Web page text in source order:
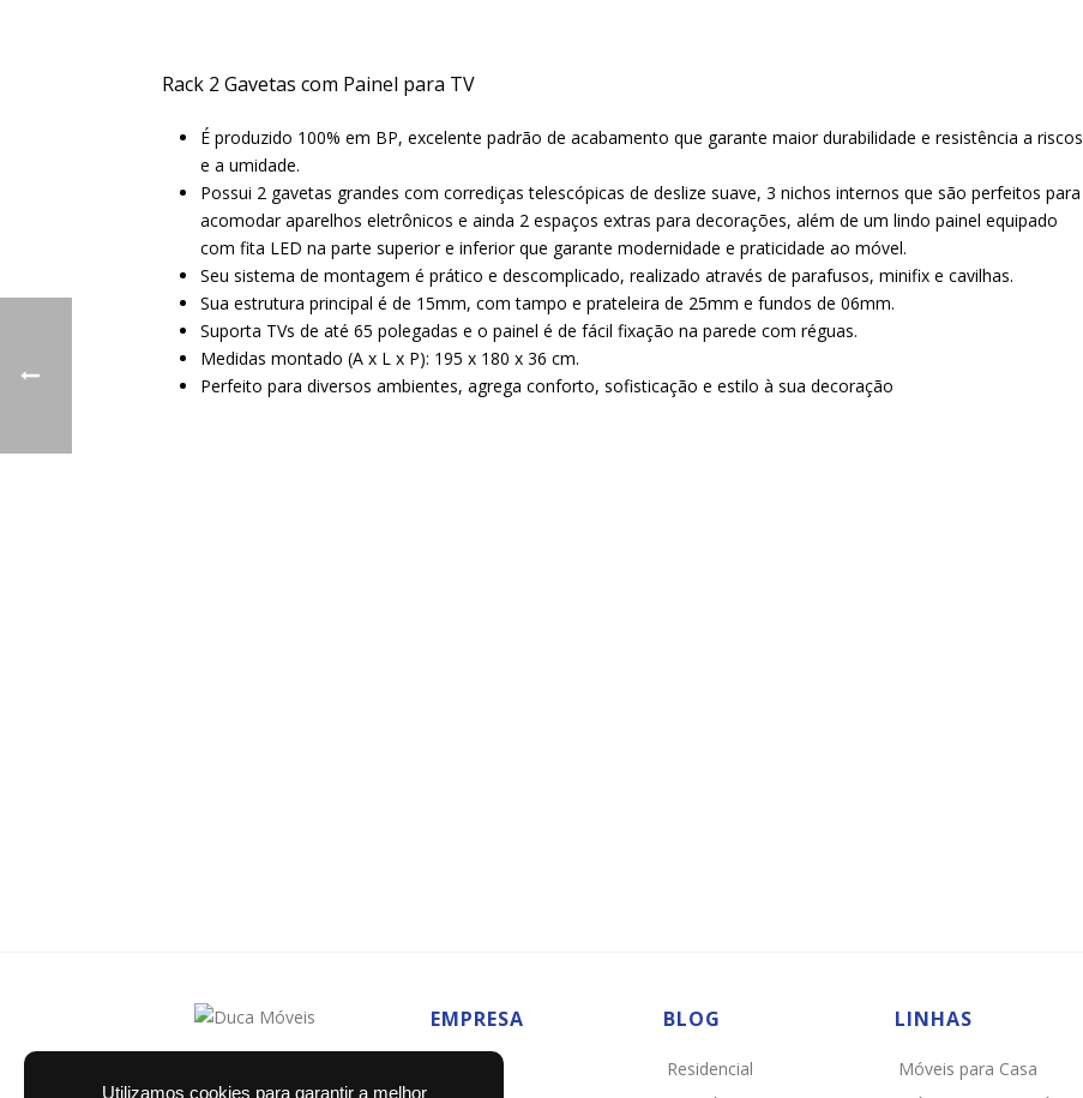
Utilizamos cookies para garantir a melhor
Rack 2 Gavetas com Painel para TV
É produzido 100% em BP, excelente padrão de acabamento que garante maior durabilidade e resistência a riscos
e a umidade.
Possui 2 gavetas grandes com corrediças telescópicas de deslize suave, 3 nichos internos que são perfeitos para
acomodar aparelhos eletrônicos e ainda 2 espaços extras para decorações, além de um lindo painel equipado
com fita LED na parte superior e inferior que garante modernidade e praticidade ao móvel.
Seu sistema de montagem é prático e descomplicado, realizado através de parafusos, minifix e cavilhas.
Sua estrutura principal é de 15mm, com tampo e prateleira de 25mm e fundos de 06mm.
Suporta TVs de até 65 polegadas e o painel é de fácil fixação na parede com réguas.
Medidas montado (A x L x P): 195 x 180 x 36 cm.
Perfeito para diversos ambientes, agrega conforto, sofisticação e estilo à sua decoração
EMPRESA BLOG
Residencial
LINHAS
Móveis para Casa